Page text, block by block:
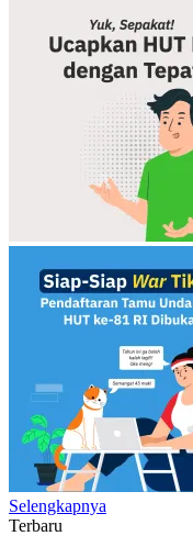
Selengkapnya
Terbaru